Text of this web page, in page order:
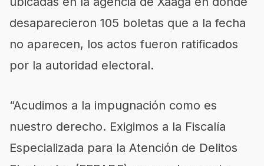
desaparecieron 105 boletas que a la fecha
no aparecen, los actos fueron ratificados
por la autoridad electoral.
“Acudimos a la impugnación como es
nuestro derecho. Exigimos a la Fiscalía
Especializada para la Atención de Delitos